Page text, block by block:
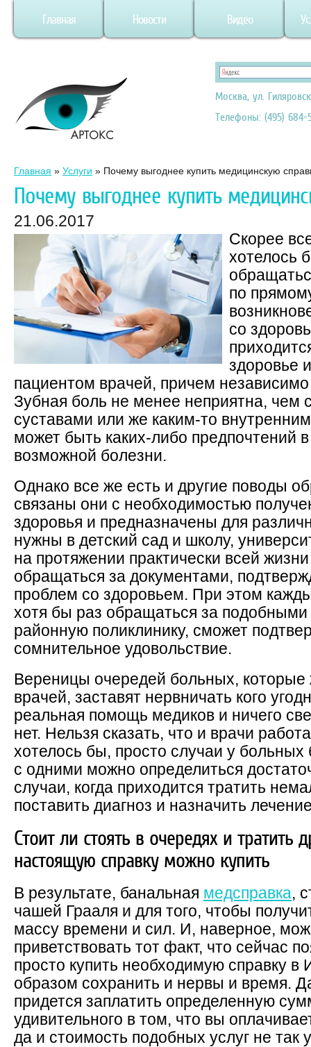
Главная Новости Видео
Москва, ул.
Телефоны: (495) 684-
Главная » Услуги » Почему выгоднее купить медицинскую
Почему выгоднее купить
21.06.2017
Скорее
хотелось
по
со
здоровье
пациентом врачей, причем
Зубная боль не менее неприятна, чем
суставами или же каким-то
может быть каких-либо предпочтений
возможной болезни.
Однако все же есть и другие поводы
связаны они с необходимостью
здоровья и предназначены для
нужны в детский сад и школу,
на протяжении практически всей
обращаться за документами,
проблем со здоровьем. При этом
хотя бы раз обращаться за
районную поликлинику, сможет
сомнительное удовольствие.
Вереницы очередей больных, которые
врачей, заставят нервничать кого
реальная помощь медиков и ничего
нет. Нельзя сказать, что и врачи
хотелось бы, просто случаи у
с одними можно определиться
случаи, когда приходится тратить
поставить диагноз и назначить
Стоит ли стоять в очередях и тратить
настоящую справку можно купить
В результате, банальная медсправка,
чашей Грааля и для того, чтобы
массу времени и сил. И, наверное,
приветствовать тот факт, что сейчас
просто купить необходимую справку в
образом сохранить и нервы и время.
придется заплатить определенную
удивительного в том, что вы
да и стоимость подобных услуг не так